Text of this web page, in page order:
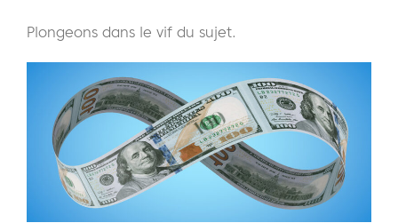
Plongeons dans le vif du sujet.